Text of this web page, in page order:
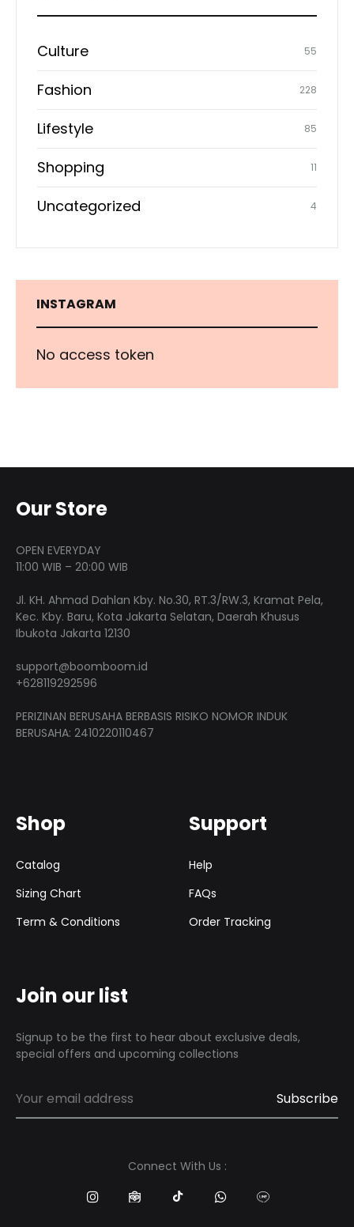
Culture 55
Fashion 228
Lifestyle 85
Shopping 11
Uncategorized 4
INSTAGRAM
No access token
Our Store
OPEN EVERYDAY
11:00 WIB – 20:00 WIB
Jl. KH. Ahmad Dahlan Kby. No.30, RT.3/RW.3, Kramat Pela,
Kec. Kby. Baru, Kota Jakarta Selatan, Daerah Khusus
Ibukota Jakarta 12130
support@boomboom.id
+628119292596
PERIZINAN BERUSAHA BERBASIS RISIKO NOMOR INDUK
BERUSAHA: 2410220110467
Shop
Catalog
Sizing Chart
Term & Conditions
Support
Help
FAQs
Order Tracking
Join our list
Signup to be the first to hear about exclusive deals,
special offers and upcoming collections
Connect With Us :